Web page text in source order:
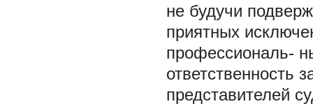
не будучи
приятных
профессиональ-
ответственность
представителей